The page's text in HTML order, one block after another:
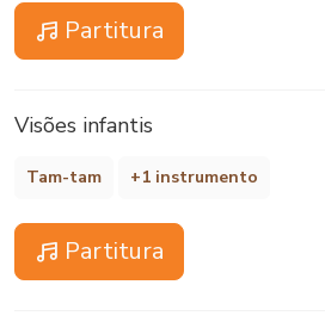
Partitura
Visões infantis
Tam-tam +1 instrumento
Partitura